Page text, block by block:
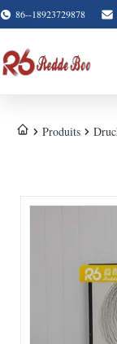
86--18923729878
Produits